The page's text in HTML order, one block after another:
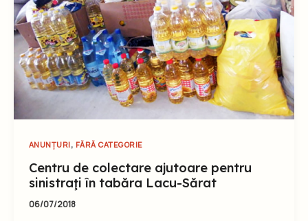
ANUNȚURI, FĂRĂ CATEGORIE
Centru de colectare ajutoare pentru
sinistraţi în tabăra Lacu-Sărat
06/07/2018